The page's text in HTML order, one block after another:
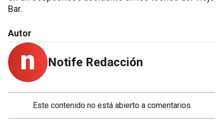
Bar.
Autor
Notife Redacción
Este contenido no está abierto a comentarios